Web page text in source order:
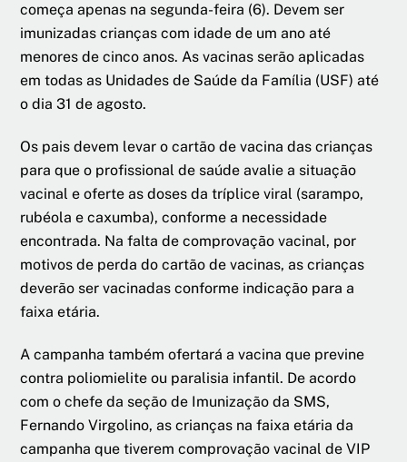
começa apenas na segunda-feira (6). Devem ser
imunizadas crianças com idade de um ano até
menores de cinco anos. As vacinas serão aplicadas
em todas as Unidades de Saúde da Família (USF) até
o dia 31 de agosto.
Os pais devem levar o cartão de vacina das crianças
para que o profissional de saúde avalie a situação
vacinal e oferte as doses da tríplice viral (sarampo,
rubéola e caxumba), conforme a necessidade
encontrada. Na falta de comprovação vacinal, por
motivos de perda do cartão de vacinas, as crianças
deverão ser vacinadas conforme indicação para a
faixa etária.
A campanha também ofertará a vacina que previne
contra poliomielite ou paralisia infantil. De acordo
com o chefe da seção de Imunização da SMS,
Fernando Virgolino, as crianças na faixa etária da
campanha que tiverem comprovação vacinal de VIP